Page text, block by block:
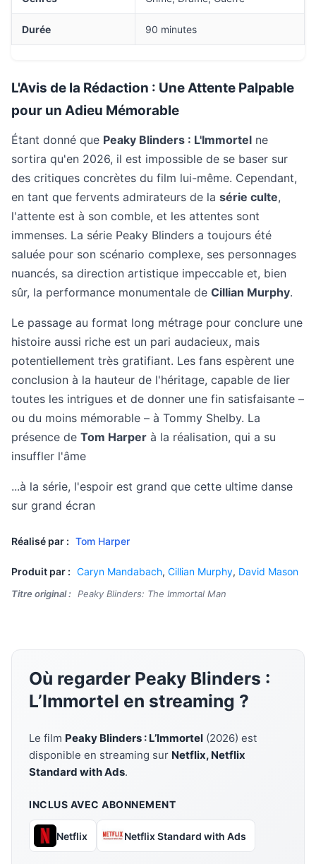
Durée 90 minutes
L'Avis de la Rédaction : Une Attente Palpable
pour un Adieu Mémorable
Étant donné que Peaky Blinders : L'Immortel ne
sortira qu'en 2026, il est impossible de se baser sur
des critiques concrètes du film lui-même. Cependant,
en tant que fervents admirateurs de la série culte,
l'attente est à son comble, et les attentes sont
immenses. La série Peaky Blinders a toujours été
saluée pour son scénario complexe, ses personnages
nuancés, sa direction artistique impeccable et, bien
sûr, la performance monumentale de Cillian Murphy.
Le passage au format long métrage pour conclure une
histoire aussi riche est un pari audacieux, mais
potentiellement très gratifiant. Les fans espèrent une
conclusion à la hauteur de l'héritage, capable de lier
toutes les intrigues et de donner une fin satisfaisante –
ou du moins mémorable – à Tommy Shelby. La
présence de Tom Harper à la réalisation, qui a su
insuffler l'âme
...à la série, l'espoir est grand que cette ultime danse
sur grand écran
Réalisé par : Tom Harper
Produit par : Caryn Mandabach, Cillian Murphy, David Mason
Titre original : Peaky Blinders: The Immortal Man
Où regarder Peaky Blinders :
L’Immortel en streaming ?
Le film Peaky Blinders : L’Immortel (2026) est
disponible en streaming sur Netflix, Netflix
Standard with Ads.
INCLUS AVEC ABONNEMENT
Netflix Netflix Standard with Ads